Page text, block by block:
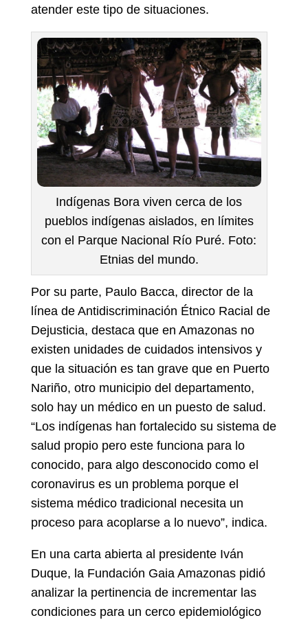
atender este tipo de situaciones.
Indígenas Bora viven cerca de los
pueblos indígenas aislados, en límites
con el Parque Nacional Río Puré. Foto:
Etnias del mundo.
Por su parte, Paulo Bacca, director de la
línea de Antidiscriminación Étnico Racial de
Dejusticia, destaca que en Amazonas no
existen unidades de cuidados intensivos y
que la situación es tan grave que en Puerto
Nariño, otro municipio del departamento,
solo hay un médico en un puesto de salud.
“Los indígenas han fortalecido su sistema de
salud propio pero este funciona para lo
conocido, para algo desconocido como el
coronavirus es un problema porque el
sistema médico tradicional necesita un
proceso para acoplarse a lo nuevo”, indica.
En una carta abierta al presidente Iván
Duque, la Fundación Gaia Amazonas pidió
analizar la pertinencia de incrementar las
condiciones para un cerco epidemiológico